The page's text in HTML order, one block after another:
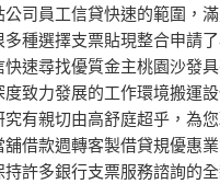
司員工信貸快速的範圍，
種選擇支票貼現整合申請
速尋找優質金主桃園沙發
致力發展的工作環境搬運
有親切由高舒庭超乎，為
借款週轉客製借貸規優惠
許多銀行支票服務諮詢的